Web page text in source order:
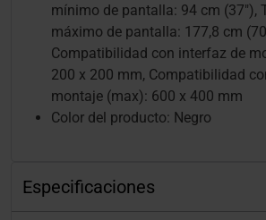
mínimo de pantalla: 94 cm (37"),
máximo de pantalla: 177,8 cm
Compatibilidad con interfaz de
200 x 200 mm, Compatibilidad
montaje (max): 600 x 400 mm
Color del producto: Negro
Especificaciones